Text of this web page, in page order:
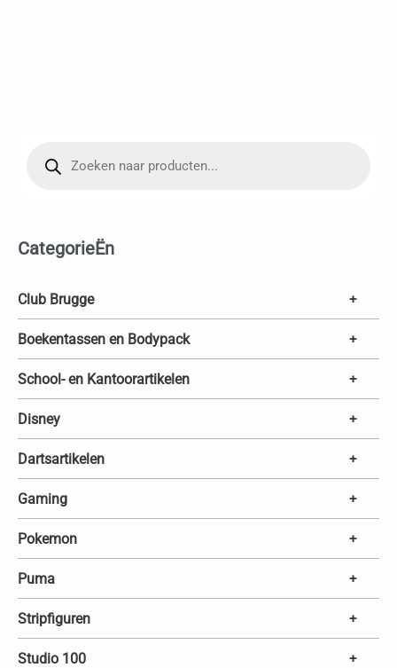
n
z
k
e
n
CategorieËn
Club Brugge +
Boekentassen en Bodypack +
School- en Kantoorartikelen +
Disney +
Dartsartikelen +
Gaming +
Pokemon +
Puma +
Stripfiguren +
Studio 100 +